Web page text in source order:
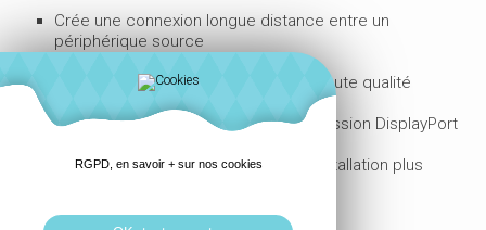
Crée une connexion longue distance entre un
périphérique source
Prend en charge les résolutions de haute qualité
jusqu'à 4K 60hz
Chipset actif intégré pour une transmission DisplayPort
Capacité bidirectionnelle pour une installation plus
RGPD, en savoir + sur nos cookies